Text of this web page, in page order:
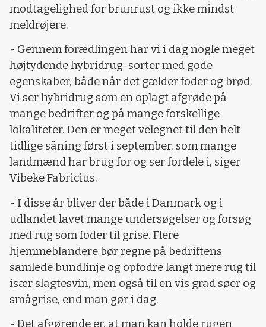
modtagelighed for brunrust og ikke mindst
meldrøjere.
- Gennem forædlingen har vi i dag nogle meget
højtydende hybridrug-sorter med gode
egenskaber, både når det gælder foder og brød.
Vi ser hybridrug som en oplagt afgrøde på
mange bedrifter og på mange forskellige
lokaliteter. Den er meget velegnet til den helt
tidlige såning først i september, som mange
landmænd har brug for og ser fordele i, siger
Vibeke Fabricius.
- I disse år bliver der både i Danmark og i
udlandet lavet mange undersøgelser og forsøg
med rug som foder til grise. Flere
hjemmeblandere bør regne på bedriftens
samlede bundlinje og opfodre langt mere rug til
især slagtesvin, men også til en vis grad søer og
smågrise, end man gør i dag.
- Det afgørende er, at man kan holde rugen